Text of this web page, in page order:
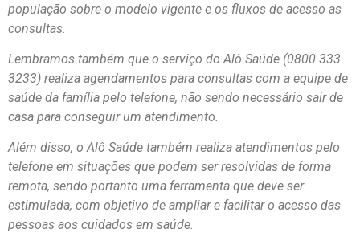
população sobre o modelo vigente e os fluxos de acesso as
consultas.
Lembramos também que o serviço do Alô Saúde (0800 333
3233) realiza agendamentos para consultas com a equipe de
saúde da família pelo telefone, não sendo necessário sair de
casa para conseguir um atendimento.
Além disso, o Alô Saúde também realiza atendimentos pelo
telefone em situações que podem ser resolvidas de forma
remota, sendo portanto uma ferramenta que deve ser
estimulada, com objetivo de ampliar e facilitar o acesso das
pessoas aos cuidados em saúde.